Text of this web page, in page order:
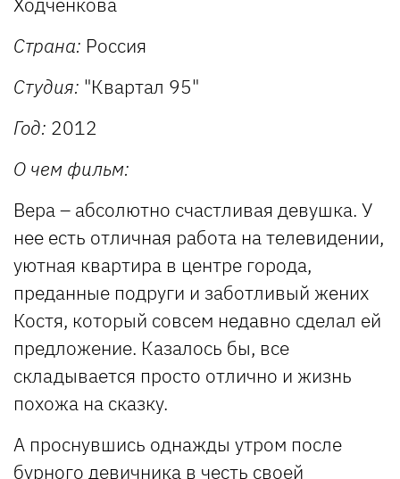
Страна: Россия
Студия: "Квартал 95"
Год: 2012
О чем фильм:
Вера – абсолютно счастливая девушка. У
нее есть отличная работа на телевидении,
уютная квартира в центре города,
преданные подруги и заботливый жених
Костя, который совсем недавно сделал ей
предложение. Казалось бы, все
складывается просто отлично и жизнь
похожа на сказку.
А проснувшись однажды утром после
бурного девичника в честь своей